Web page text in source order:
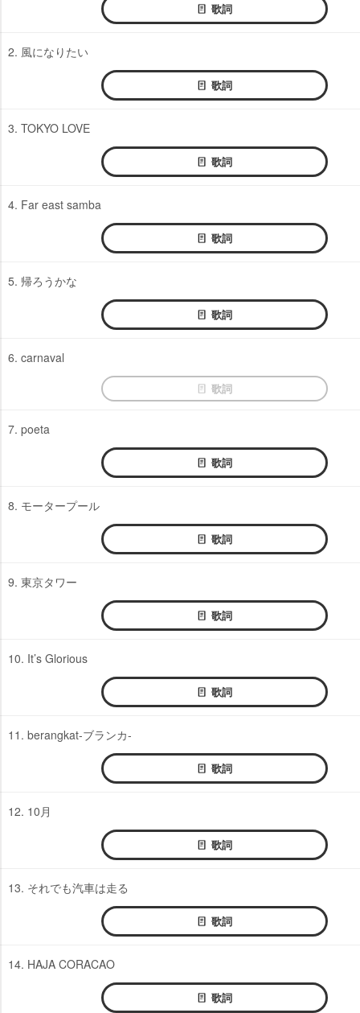
歌詞
2. 風になりたい
歌詞
3. TOKYO LOVE
歌詞
4. Far east samba
歌詞
5. 帰ろうかな
歌詞
6. carnaval
歌詞
7. poeta
歌詞
8. モータープール
歌詞
9. 東京タワー
歌詞
10. It’s Glorious
歌詞
11. berangkat-ブランカ-
歌詞
12. 10月
歌詞
13. それでも汽車は走る
歌詞
14. HAJA CORACAO
歌詞